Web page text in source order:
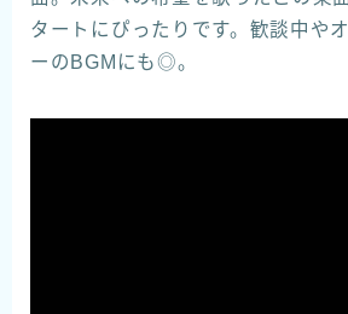
タートにぴったりです。歓談中や
ーのBGMにも◎。